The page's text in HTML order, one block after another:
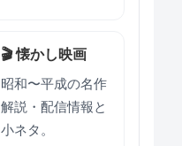
🎬 懐かし映画
昭和〜平成の名作
解説・配信情報と
小ネタ。